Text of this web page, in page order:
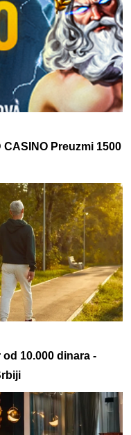
CASINO Preuzmi 1500
10.000 dinara -